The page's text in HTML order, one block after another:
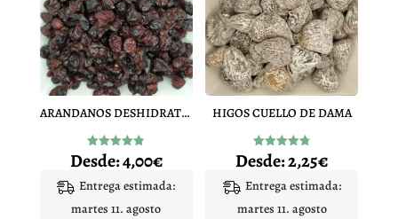
ARANDANOS DESHIDRATADO
Valorado
con
de 5
Desde:4,00€
Entrega estimada:
martes 11. agosto
HIGOS CUELLO DE DAMA
Valorado
con
de 5
Desde:2,25€
Entrega estimada:
martes 11. agosto